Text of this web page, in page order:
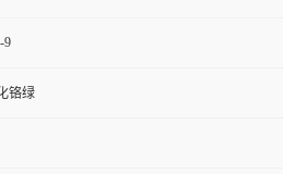
9
铬绿